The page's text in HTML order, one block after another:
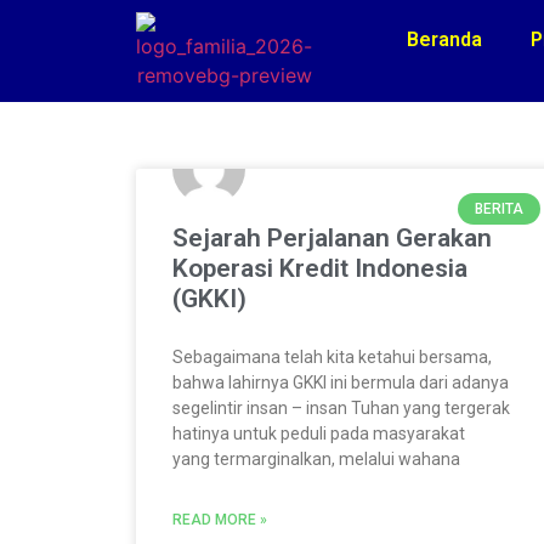
Beranda
BERITA
Sejarah Perjalanan Gerakan
Koperasi Kredit Indonesia
(GKKI)
Sebagaimana telah kita ketahui bersama,
bahwa lahirnya GKKI ini bermula dari adanya
segelintir insan – insan Tuhan yang tergerak
hatinya untuk peduli pada masyarakat
yang termarginalkan, melalui wahana
READ MORE »